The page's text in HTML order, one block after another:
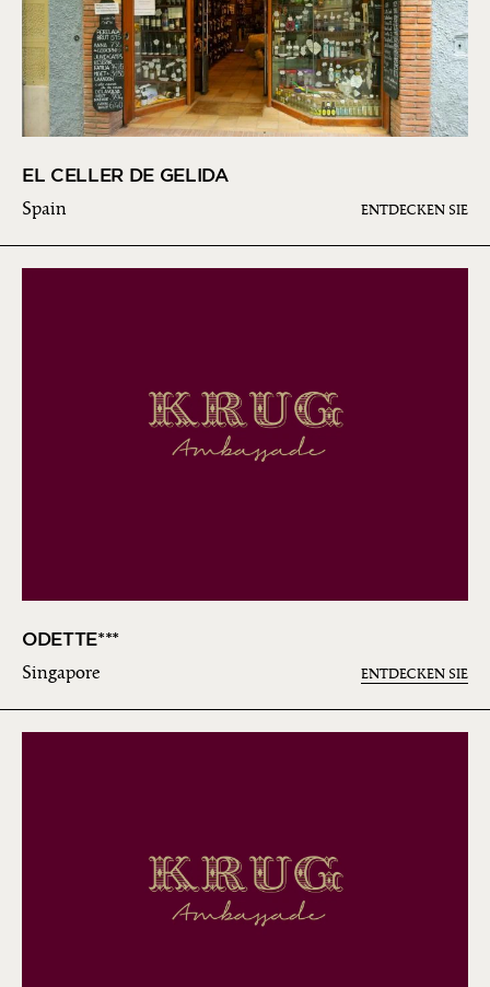
EL CELLER DE GELIDA
Spain ENTDECKEN SIE
ODETTE***
Singapore ENTDECKEN SIE